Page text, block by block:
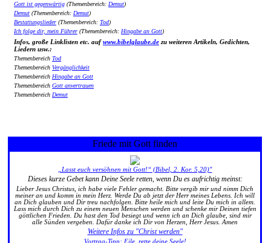
Gott ist gegenwärtig (Themenbereich: Demut)
Demut (Themenbereich: Demut)
Bestattungslieder (Themenbereich: Tod)
Ich folge dir, mein Führer (Themenbereich: Hingabe an Gott)
Infos, große Linklisten etc. aufwww.bibelglaube.de zu weiteren Artikeln, Gedichten,
Liedern usw.:
Themenbereich Tod
Themenbereich Vergänglichkeit
Themenbereich Hingabe an Gott
Themenbereich Gott anvertrauen
Themenbereich Demut
Friede mit Gott finden
„Lasst euch versöhnen mit Gott!“ (Bibel, 2. Kor. 5,20)"
Dieses kurze Gebet kann Deine Seele retten, wenn Du es aufrichtig meinst:
Lieber Jesus Christus, ich habe viele Fehler gemacht. Bitte vergib mir und nimm Dich
meiner an und komm in mein Herz. Werde Du ab jetzt der Herr meines Lebens. Ich will
an Dich glauben und Dir treu nachfolgen. Bitte heile mich und leite Du mich in allem.
Lass mich durch Dich zu einem neuen Menschen werden und schenke mir Deinen tiefen
göttlichen Frieden. Du hast den Tod besiegt und wenn ich an Dich glaube, sind mir
alle Sünden vergeben. Dafür danke ich Dir von Herzen, Herr Jesus. Amen
Weitere Infos zu "Christ werden"
Vortrag-Tipp: Eile, rette deine Seele!